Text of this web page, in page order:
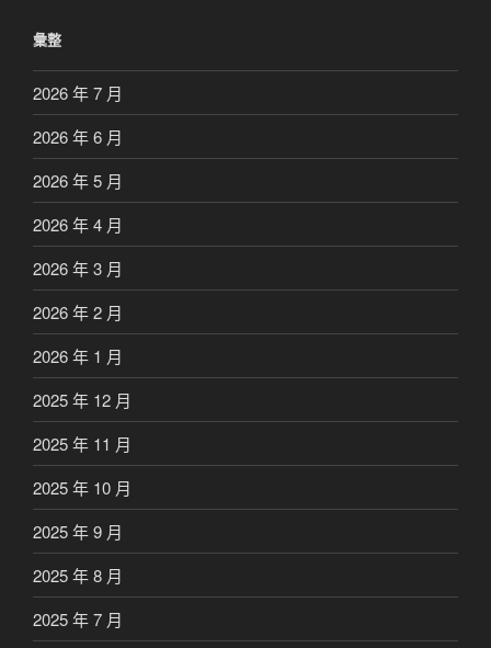
彙整
2026 年 7 月
2026 年 6 月
2026 年 5 月
2026 年 4 月
2026 年 3 月
2026 年 2 月
2026 年 1 月
2025 年 12 月
2025 年 11 月
2025 年 10 月
2025 年 9 月
2025 年 8 月
2025 年 7 月